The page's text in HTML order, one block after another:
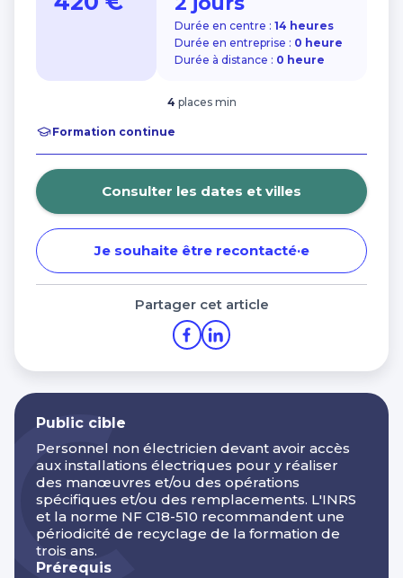
Nos centres dans CCI Formation
Charte de protection des données personnelles
Financer ma formation avec les aides de la
Durée en centre : 14 heures
Durée en entreprise : 0 heure
Durée à distance : 0 heure
4 places min
Formation continue
Consulter les dates et villes
Je souhaite être recontacté·e
Partager cet article
Public cible
Personnel non électricien devant avoir accès
aux installations électriques pour y réaliser
des manœuvres et/ou des opérations
spécifiques et/ou des remplacements. L'INRS
et la norme NF C18-510 recommandent une
périodicité de recyclage de la formation de
trois ans.
Prérequis